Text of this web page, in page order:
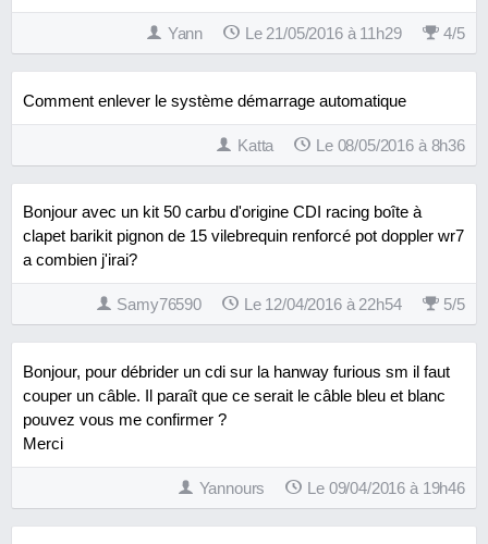
Yann Le 21/05/2016 à 11h29 4/5
Comment enlever le système démarrage automatique
Katta Le 08/05/2016 à 8h36
Bonjour avec un kit 50 carbu d'origine CDI racing boîte à
clapet barikit pignon de 15 vilebrequin renforcé pot doppler wr7
a combien j'irai?
Samy76590 Le 12/04/2016 à 22h54 5/5
Bonjour, pour débrider un cdi sur la hanway furious sm il faut
couper un câble. Il paraît que ce serait le câble bleu et blanc
pouvez vous me confirmer ?
Merci
Yannours Le 09/04/2016 à 19h46